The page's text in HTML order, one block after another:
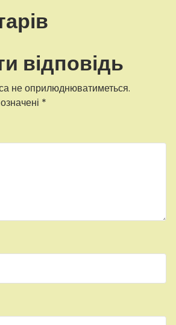
відповідь
не оприлюднюватиметься.
*